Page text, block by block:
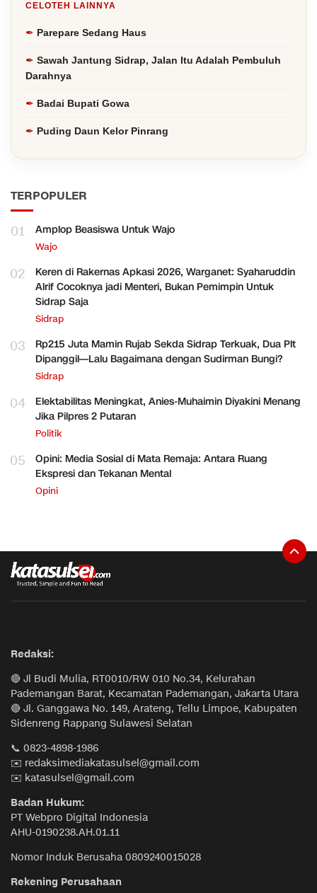
CELOTEH LAINNYA
Parepare Sedang Haus
Sawah Jantung Sidrap, Jalan Itu Adalah Pembuluh
Darahnya
Badai Bupati Gowa
Puding Daun Kelor Pinrang
TERPOPULER
01 Amplop Beasiswa Untuk Wajo
Wajo
02
Keren di Rakernas Apkasi 2026, Warganet: Syaharuddin
Alrif Cocoknya jadi Menteri, Bukan Pemimpin Untuk
Sidrap Saja
Sidrap
03
Rp215 Juta Mamin Rujab Sekda Sidrap Terkuak, Dua Plt
Dipanggil—Lalu Bagaimana dengan Sudirman Bungi?
Sidrap
04
Elektabilitas Meningkat, Anies-Muhaimin Diyakini Menang
Jika Pilpres 2 Putaran
Politik
05
Opini: Media Sosial di Mata Remaja: Antara Ruang
Ekspresi dan Tekanan Mental
Opini
Redaksi:
🔴 Jl Budi Mulia, RT0010/RW 010 No.34, Kelurahan
Pademangan Barat, Kecamatan Pademangan, Jakarta Utara
🔴 Jl. Ganggawa No. 149, Arateng, Tellu Limpoe, Kabupaten
Sidenreng Rappang Sulawesi Selatan
📞 0823-4898-1986
✉️ redaksimediakatasulsel@gmail.com
✉️ katasulsel@gmail.com
Badan Hukum:
PT Webpro Digital Indonesia
AHU-0190238.AH.01.11
Nomor Induk Berusaha 0809240015028
Rekening Perusahaan